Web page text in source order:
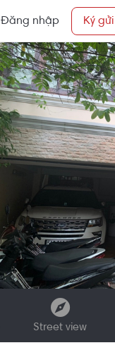
Đăng nhập Ký
Street view